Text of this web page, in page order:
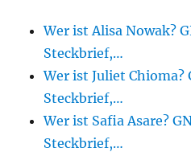
Wer ist Alisa Nowak?
Steckbrief,…
Wer ist Juliet Chioma?
Steckbrief,…
Wer ist Safia Asare?
Steckbrief,…